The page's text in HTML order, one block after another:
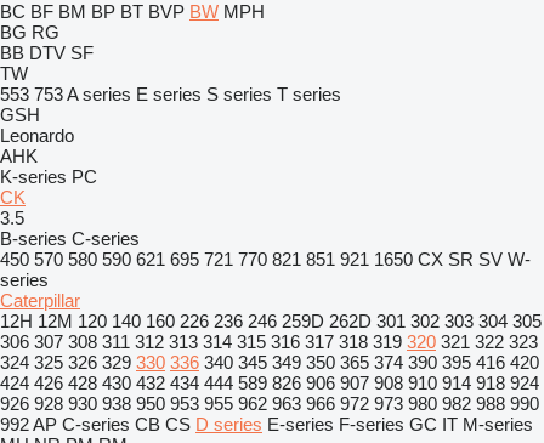
BC BF BM BP BT BVP BW MPH
BG RG
BB DTV SF
TW
553 753A series E series S series T series
GSH
Leonardo
AHK
K-series PC
CK
3.5
B-series C-series
450 570 580 590 621 695 721 770 821 851 921 1650 CX SR SV W-
series
Caterpillar
12H 12M 120 140 160 226 236 246 259D 262D 301 302 303 304 305
306 307 308 311 312 313 314 315 316 317 318 319 320 321 322 323
324 325 326 329 330 336 340 345 349 350 365 374 390 395 416 420
424 426 428 430 432 434 444 589 826 906 907 908 910 914 918 924
926 928 930 938 950 953 955 962 963 966 972 973 980 982 988 990
992AP C-series CB CS D series E-series F-series GC IT M-series